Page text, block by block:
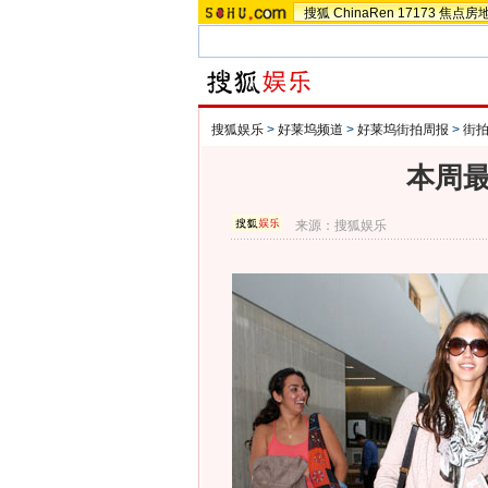
搜狐 ChinaRen 17173 焦点房
搜狐娱乐 > 好莱坞频道 > 好莱坞街拍周报 > 街
本周
来源：搜狐娱乐